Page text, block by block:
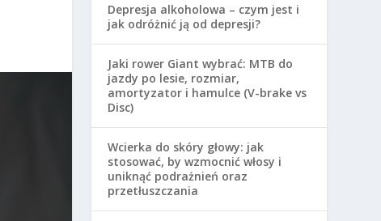
Depresja alkoholowa – czym jest i
jak odróżnić ją od depresji?
Jaki rower Giant wybrać: MTB do
jazdy po lesie, rozmiar,
amortyzator i hamulce (V-brake vs
Disc)
Wcierka do skóry głowy: jak
stosować, by wzmocnić włosy i
uniknąć podrażnień oraz
przetłuszczania